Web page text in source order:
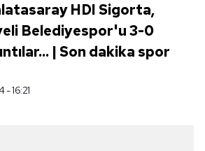
HDI Sigorta,
Belediyespor'u 3-0
| Son dakika spor
16:21